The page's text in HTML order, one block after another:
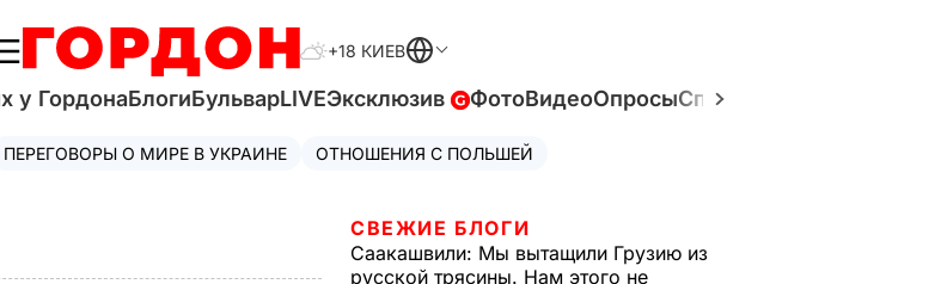
+18 КИЕВ
у ГордонаБлогиБульварLIVEЭксклюзив ФотоВидеоОпросыСпецпроекты
ПЕРЕГОВОРЫ О МИРЕ В УКРАИНЕ ОТНОШЕНИЯ С ПОЛЬШЕЙ
СВЕЖИЕ БЛОГИ
Саакашвили: Мы вытащили Грузию из
русской трясины. Нам этого не